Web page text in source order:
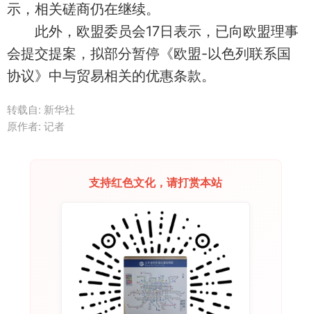
示，相关磋商仍在继续。
此外，欧盟委员会17日表示，已向欧盟理事
会提交提案，拟部分暂停《欧盟-以色列联系国
协议》中与贸易相关的优惠条款。
转载自: 新华社
原作者: 记者
支持红色文化，请打赏本站